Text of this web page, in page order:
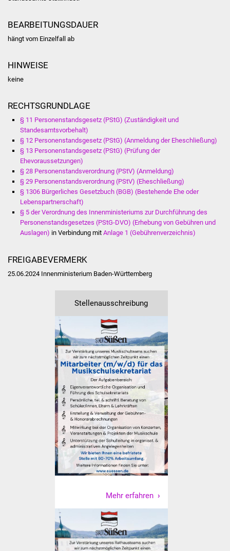
ÖPNV
Abfall und Entsorgung
Kultur & Freizeit
Veranstaltungen
Einrichtungen
Stadtbücherei
Stadtarchiv
Zehntscheuer
Bürgerhaus
Kulturhalle
Vereine und Parteien
Selbsteintrag Vereine
Beirat Süßener Vereine
Sportanlagen
BEARBEITUNGSDAUER
hängt vom Einzelfall ab
HINWEISE
keine
RECHTSGRUNDLAGE
§ 11 Personenstandsgesetz (PStG) (Zuständigkeit und
Standesamtsvorbehalt)
§ 12 Personenstandsgesetz (PStG) (Anmeldung der Eheschließung)
§ 13 Personenstandsgesetz (PStG) (Prüfung der
Ehevoraussetzungen)
§ 28 Personenstandsverordnung (PStV) (Anmeldung)
§ 29 Personenstandsverordnung (PStV) (Eheschließung)
§ 1306 Bürgerliches Gesetzbuch (BGB) (Bestehende Ehe oder
Lebenspartnerschaft)
§ 5 der Verordnung des Innenministeriums zur Durchführung des
Personenstandsgesetzes (PStG-DVO) (Erhebung von Gebühren und
Auslagen) in Verbindung mit Anlage 1 (Gebührenverzeichnis)
FREIGABEVERMERK
25.06.2024 Innenministerium Baden-Württemberg
Stellenausschreibung
Mehr erfahren